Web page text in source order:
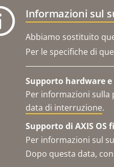
Informazioni sul
Abbiamo sostituito
Per le specifiche di
Supporto hardware e
Per informazioni
data di interruzione.
Supporto di AXIS OS
Per informazioni sul
Dopo questa data,